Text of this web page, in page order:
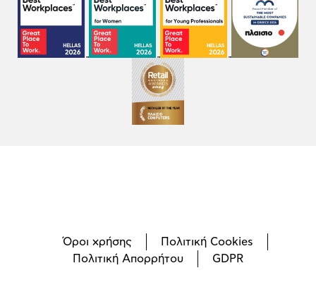
Όροι χρήσης
Πολιτική Cookies
Πολιτική Απορρήτου
GDPR